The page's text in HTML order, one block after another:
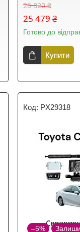
26 820 ₴
25 479 ₴
Готово до
Купити
PX29318
–5%